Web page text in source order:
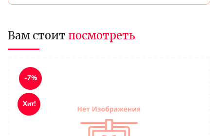
Вам стоит посмотреть
-7%
Хит!